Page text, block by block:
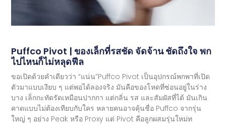
Puffco Pivot | ของเล็กที่รสชัด จัดจ้าน ชัดถึงใจ พก
ไปไหนก็ไม่หลุดฟีล
ขอเปิดด้วยคำเดียวว่า “แน่น”Puffco Pivot เป็นอุปกรณ์พกพาที่เปิด
ตัวมาแบบเงียบ ๆ แต่พอได้ลองจริง มันคือของโหดที่ซ่อนอยู่ในร่าง
บาง เล็กกะทัดรัดเหมือนปากกา แต่กลิ่น รส และสัมผัสที่ได้ มันเกิน
คาดแบบไม่ต้องเทียบกับใคร หลายคนอาจคุ้นชื่อ Puffco จากรุ่น
ใหญ่ ๆ อย่าง Peak หรือ Proxy แต่ Pivot คือลูกผสมรุ่นใหม่ท